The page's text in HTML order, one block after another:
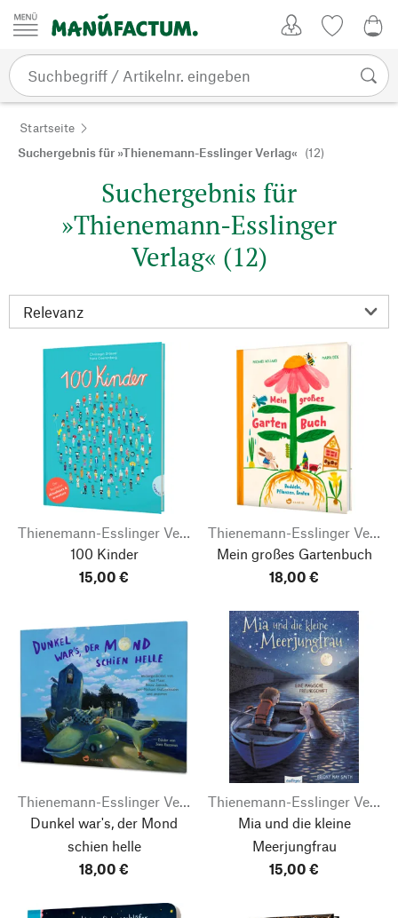
Zum Inhalt springen
Startseite
Suchergebnis für »Thienemann-Esslinger Verlag« (12)
Suchergebnis für
»Thienemann-Esslinger
Verlag« (12)
Thienemann-Esslinger Verlag
100 Kinder
15,00 €
Thienemann-Esslinger Verlag
Mein großes Gartenbuch
18,00 €
Thienemann-Esslinger Verlag
Dunkel war's, der Mond
schien helle
18,00 €
Thienemann-Esslinger Verlag
Mia und die kleine
Meerjungfrau
15,00 €